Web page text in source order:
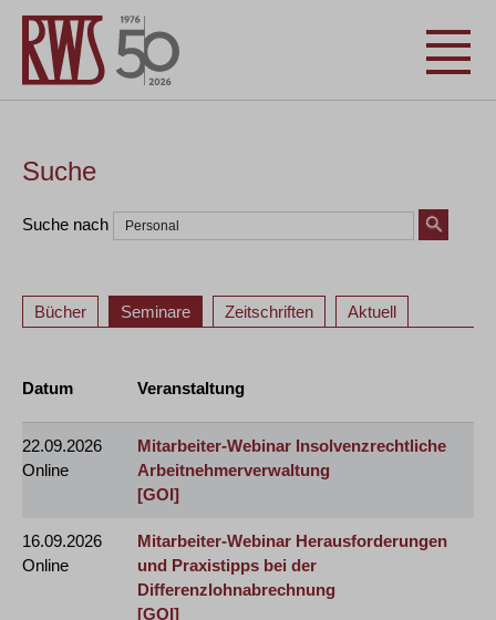
Suche
Suche nach
Bücher Seminare Zeitschriften Aktuell
Datum Veranstaltung
22.09.2026
Online
Mitarbeiter-Webinar Insolvenzrechtliche
Arbeitnehmerverwaltung
[GOI]
16.09.2026
Online
Mitarbeiter-Webinar Herausforderungen
und Praxistipps bei der
Differenzlohnabrechnung
[GOI]